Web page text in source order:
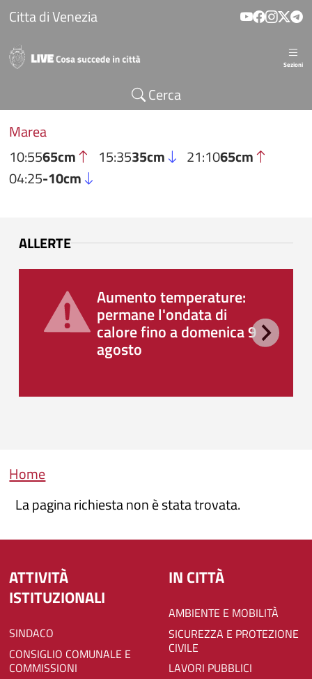
Salta al contenuto principale
Citta di Venezia
Sezioni
Cerca
Marea
10:5565cm 15:3535cm 21:1065cm
04:25-10cm
ALLERTE
Aumento temperature:
permane l'ondata di
calore fino a domenica 9
agosto
Briciole di pane
Home
La pagina richiesta non è stata trovata.
ATTIVITÀ
ISTITUZIONALI
SINDACO
CONSIGLIO COMUNALE E
COMMISSIONI
IN CITTÀ
AMBIENTE E MOBILITÀ
SICUREZZA E PROTEZIONE
CIVILE
LAVORI PUBBLICI